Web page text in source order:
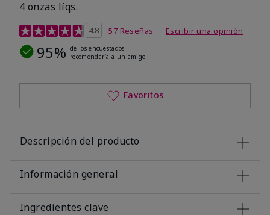
4 onzas líqs.
Calificación de clientes de 4,2 de 5
4.8 57 Reseñas Escribir una opinión
95% de los encuestados
recomendaría a un amigo.
Favoritos
Descripción del producto
Información general
Ingredientes clave